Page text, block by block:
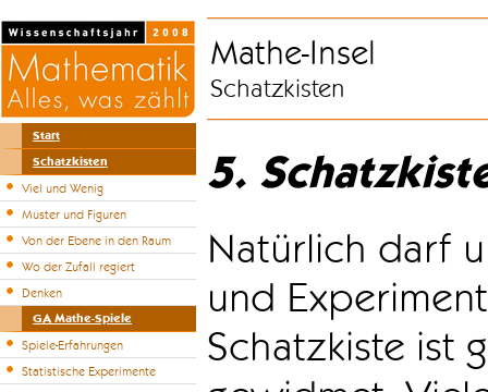
Start
Schatzkisten
Viel und Wenig
Muster und Figuren
Von der Ebene in den Raum
Wo der Zufall regiert
Denken
GA Mathe-Spiele
Spiele-Erfahrungen
Statistische Experimente
Mathe-Insel
Schatzkisten
5.
Natürlich darf
und
Schatzkiste ist